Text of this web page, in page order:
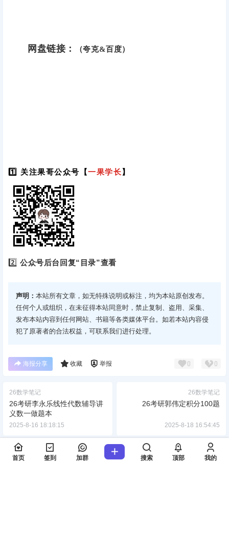
网盘链接： （夸克&百度）
1️⃣ 关注果哥公众号【一果学长】
2️⃣公众号后台回复“目录”查看
声明： 本站所有文章，如无特殊说明或标注，均为本站原创发布。
任何个人或组织，在未征得本站同意时，禁止复制、盗用、采集、
发布本站内容到任何网站、书籍等各类媒体平台。如若本站内容侵
犯了原著者的合法权益，可联系我们进行处理。
海报分享 收藏 举报 0 0
26数学笔记
26考研李永乐线性代数辅导讲
义数一做题本
2025-8-16 18:18:15
26数学笔记
26考研郭伟定积分100题
2025-8-18 16:54:45
0 条回复 A 文章作者 管理员
首页 签到 加群 搜索 顶部 我的